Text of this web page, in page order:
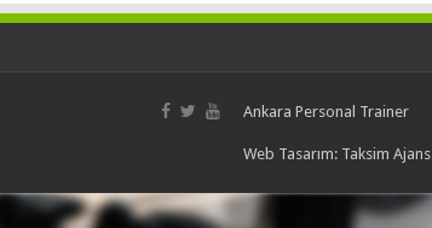
Ankara Personal Trainer
Web Tasarım: Taksim Ajans